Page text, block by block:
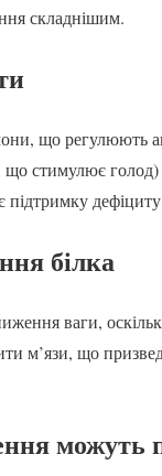
складнішим.
що регулюють
стимулює
підтримку
білка
ваги,
м’язи, що
можуть